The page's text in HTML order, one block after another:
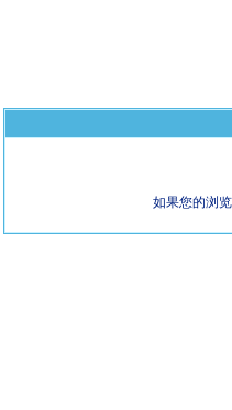
如果您的浏